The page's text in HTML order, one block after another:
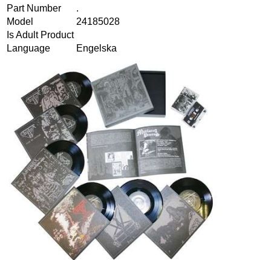
Part Number
.
Model
24185028
Is Adult Product
Language
Engelska